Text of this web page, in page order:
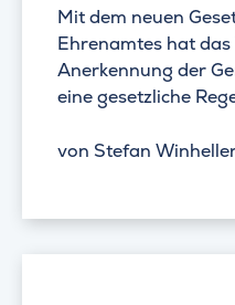
Mit dem neuen
Ehrenamtes hat
Anerkennung der
eine gesetzliche
von Stefan